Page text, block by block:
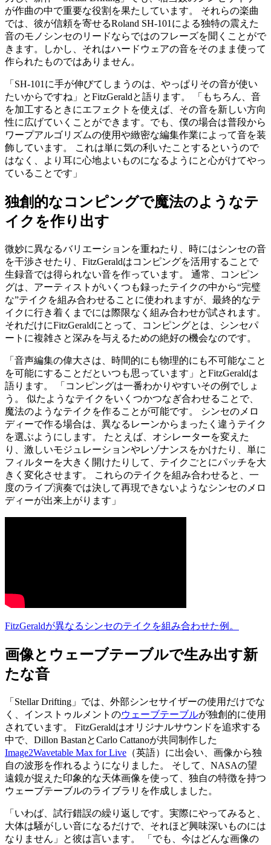
が作曲の中で重要な役割を果たしています。 それらの楽曲
では、彼が信頼を寄せるRoland SH-101による独特の震えた
音のモノシンセのリードならではのフレーズを聞くことがで
きます。しかし、それはハードウェアの音をそのまま使って
作られたものではありません。
「SH-101に手が伸びてしまうのは、やっぱりその音が使い
たいからですね」とFitzGeraldと語ります。 「もちろん、音
を加工するときにエフェクトを使えば、その音を新しい方向
性に広げていくことができます。でも、僕の場合は普段から
ワープアルゴリズムの使用や緻密な編集作業によって音を装
飾しています。 これは単に気の利いたことするというので
はなく、より耳に心地よいものになるようにと心がけてやっ
ていることです」
独創的なコンピングで魔法のようなテ
イクを作り出す
微妙に異なるバリエーションを重ねたり、時にはシンセの音
を干渉させたり、FitzGeraldはコンピングを活用することで
生録音では得られない音を作っています。 通常、コンピン
グは、アーティストがいくつも録ったテイクの中から“完璧
な”テイクを組み合わせることに使われますが、最終的なテ
イクに行き着くまでには際限なく組み合わせが試されます。
それだけにFitzGeraldにとって、コンピングとは、シンセパ
ートに複雑さと深みを与えるための絶好の機会なのです。
「音声編集の偉大さは、時間的にも物理的にも不可能なこと
を可能にすることだといつも思っています」とFitzGeraldは
語ります。 「コンピングは一番わかりやすいその例でしょ
う。 似たようなテイクをいくつかつなぎ合わせることで、
魔法のようなテイクを作ることが可能です。 シンセのメロ
ディーで作る場合は、異なるレーンからまったく違うテイク
を選ぶようにします。 たとえば、オシレーターを変えた
り、激しいモジュレーションやレゾナンスをかけたり、単に
フィルターを大きく開けたりして、テイクごとにパッチを大
きく変化させます。 これらのテイクを組み合わせると、一
度のライブ演奏では決して再現できないようなシンセのメロ
ディーが出来上がります」
FitzGeraldが異なるシンセのテイクを組み合わせた例。
画像とウェーブテーブルで生み出す新
たな音
「Stellar Drifting」では、外部シンセサイザーの使用だけでな
く、インストゥルメントのウェーブテーブルが独創的に使用
されています。 FitzGeraldはオリジナルサウンドを追求する
中で、Dillon BastanとCarlo Cattanoが共同制作した
Image2Wavetable Max for Live （英語）に出会い、画像から独
自の波形を作れるようになりました。 そして、NASAの望
遠鏡が捉えた印象的な天体画像を使って、独自の特徴を持つ
ウェーブテーブルのライブラリを作成しました。
「いわば、試行錯誤の繰り返しです。実際にやってみると、
大体は騒がしい音になるだけで、それほど興味深いものには
なりません」と彼は言います。 「でも、今はどんな画像の